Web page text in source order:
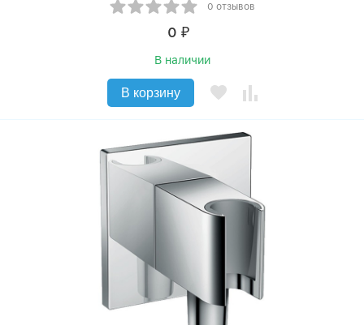
0 отзывов
0 ₽
В наличии
В корзину